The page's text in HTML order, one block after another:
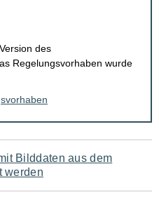
des
Regelungsvorhaben wurde
Bilddaten aus dem
werden